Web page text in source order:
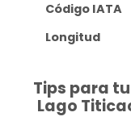
Código IATA
Longitud
Tips para
Lago